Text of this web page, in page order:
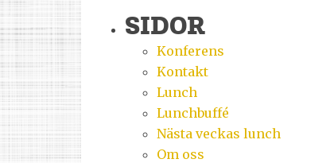
SIDOR
Konferens
Kontakt
Lunch
Lunchbuffé
Nästa veckas lunch
Om oss